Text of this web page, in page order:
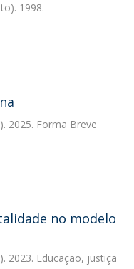
1998.
2025. Forma Breve
no modelo
2023. Educação, justiça